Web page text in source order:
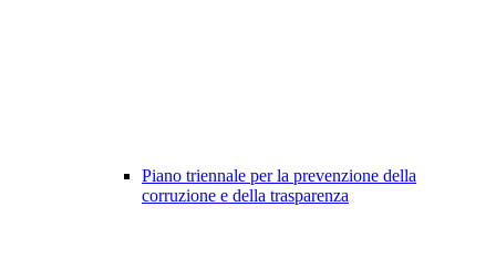
Piano triennale per la prevenzione della
corruzione e della trasparenza